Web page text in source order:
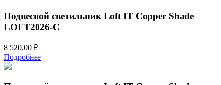
Подвесной светильник Loft IT Copper Shade
LOFT2026-C
8 520,00 ₽
Подробнее